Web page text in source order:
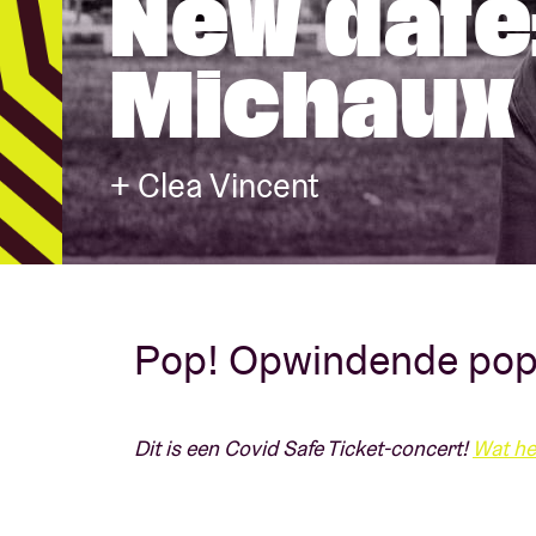
AB ❤ you
New
Michaux
+ Clea Vincent
Pop! Opwindende
Dit is een Covid Safe Ticket-concert! Wat